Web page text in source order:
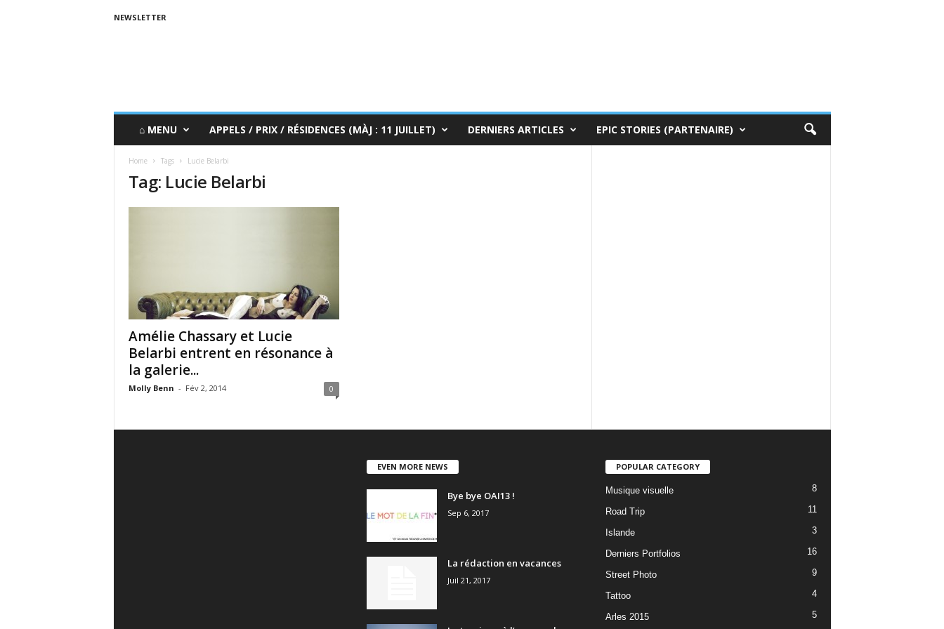
NEWSLETTER
⌂ MENU APPELS / PRIX / RÉSIDENCES (MÀJ : 11 JUILLET) DERNIERS ARTICLES EPIC STORIES (PARTENAIRE)
Home Tags Lucie Belarbi
Tag: Lucie Belarbi
Amélie Chassary et Lucie
Belarbi entrent en résonance à
la galerie...
Molly Benn - Fév 2, 2014 0
EVEN MORE NEWS
Bye bye OAI13 !
Sep 6, 2017
La rédaction en vacances
Juil 21, 2017
POPULAR CATEGORY
Musique visuelle 8
Road Trip 11
Islande 3
Derniers Portfolios 16
Street Photo 9
Tattoo 4
Arles 2015 5